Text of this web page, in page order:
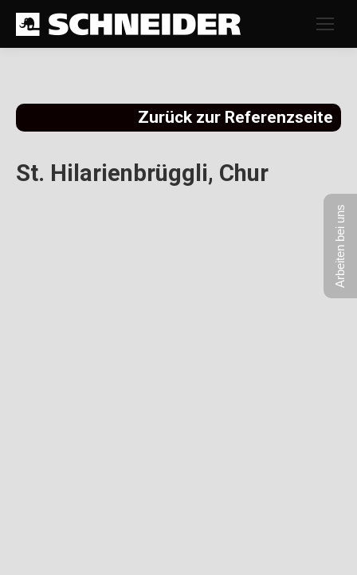
Zurück zur Referenzseite
St. Hilarienbrüggli, Chur
Arbeiten bei uns